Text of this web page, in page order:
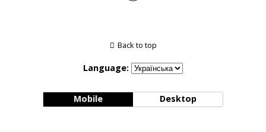
Back to top
Language:
Mobile Desktop